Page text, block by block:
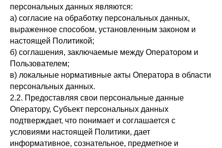
персональных данных являются:
а) согласие на обработку персональных данных,
выраженное способом, установленным законом и
настоящей Политикой;
б) соглашения, заключаемые между Оператором и
Пользователем;
в) локальные нормативные акты Оператора в области
персональных данных.
2.2. Предоставляя свои персональные данные
Оператору, Субъект персональных данных
подтверждает, что понимает и соглашается с
условиями настоящей Политики, дает
информативное, сознательное, предметное и